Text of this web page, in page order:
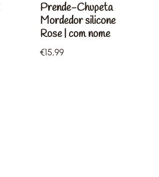
Prende-Chupeta
Mordedor silicone
Rose | com nome
€15,99